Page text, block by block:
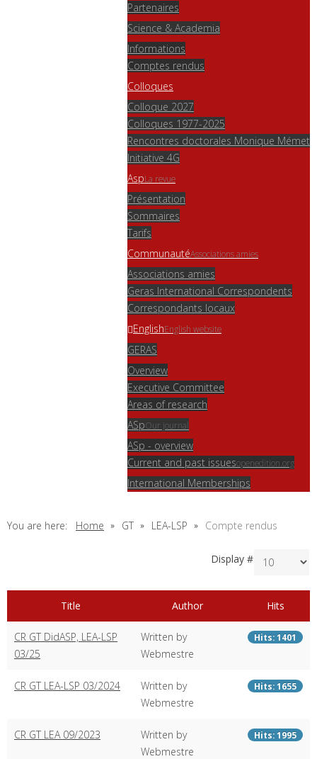
Partenaires
Science & Academia
Informations
Comptes rendus
Colloques
Colloque 2027
Colloques 1977-2025
Rencontres doctorales Monique Mémet
Initiative 4G
AspLa revue
Présentation
Sommaires
Tarifs
CommunautéAssociations amies
Associations amies
Geras International Correspondents
Correspondants locaux
EnglishEnglish website
GERAS
Overview
Executive Committee
Areas of research
ASpOur journal
ASp - overview
Current and past issuesopenedition.org
International Memberships
You are here: Home GT LEA-LSP Compte rendus
Display #
Title Author Hits
CR GT DidASP, LEA-LSP
03/25
Written by
Webmestre
Hits: 1401
CR GT LEA-LSP 03/2024
Written by
Webmestre
Hits: 1655
CR GT LEA 09/2023
Written by
Webmestre
Hits: 1995